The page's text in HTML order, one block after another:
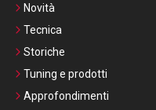
Novità
Tecnica
Storiche
Tuning e prodotti
Approfondimenti